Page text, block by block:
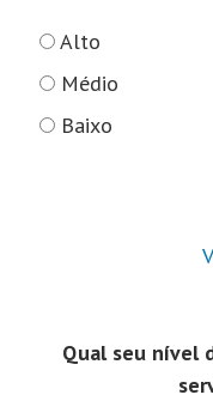
Alto
Médio
Baixo
Qual seu nível